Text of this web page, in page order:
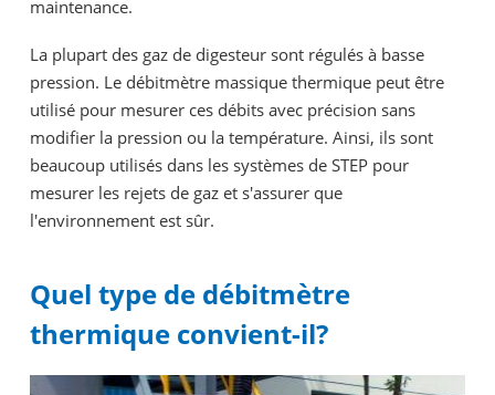
maintenance.
La plupart des gaz de digesteur sont régulés à basse
pression. Le débitmètre massique thermique peut être
utilisé pour mesurer ces débits avec précision sans
modifier la pression ou la température. Ainsi, ils sont
beaucoup utilisés dans les systèmes de STEP pour
mesurer les rejets de gaz et s'assurer que
l'environnement est sûr.
Quel type de débitmètre
thermique convient-il?